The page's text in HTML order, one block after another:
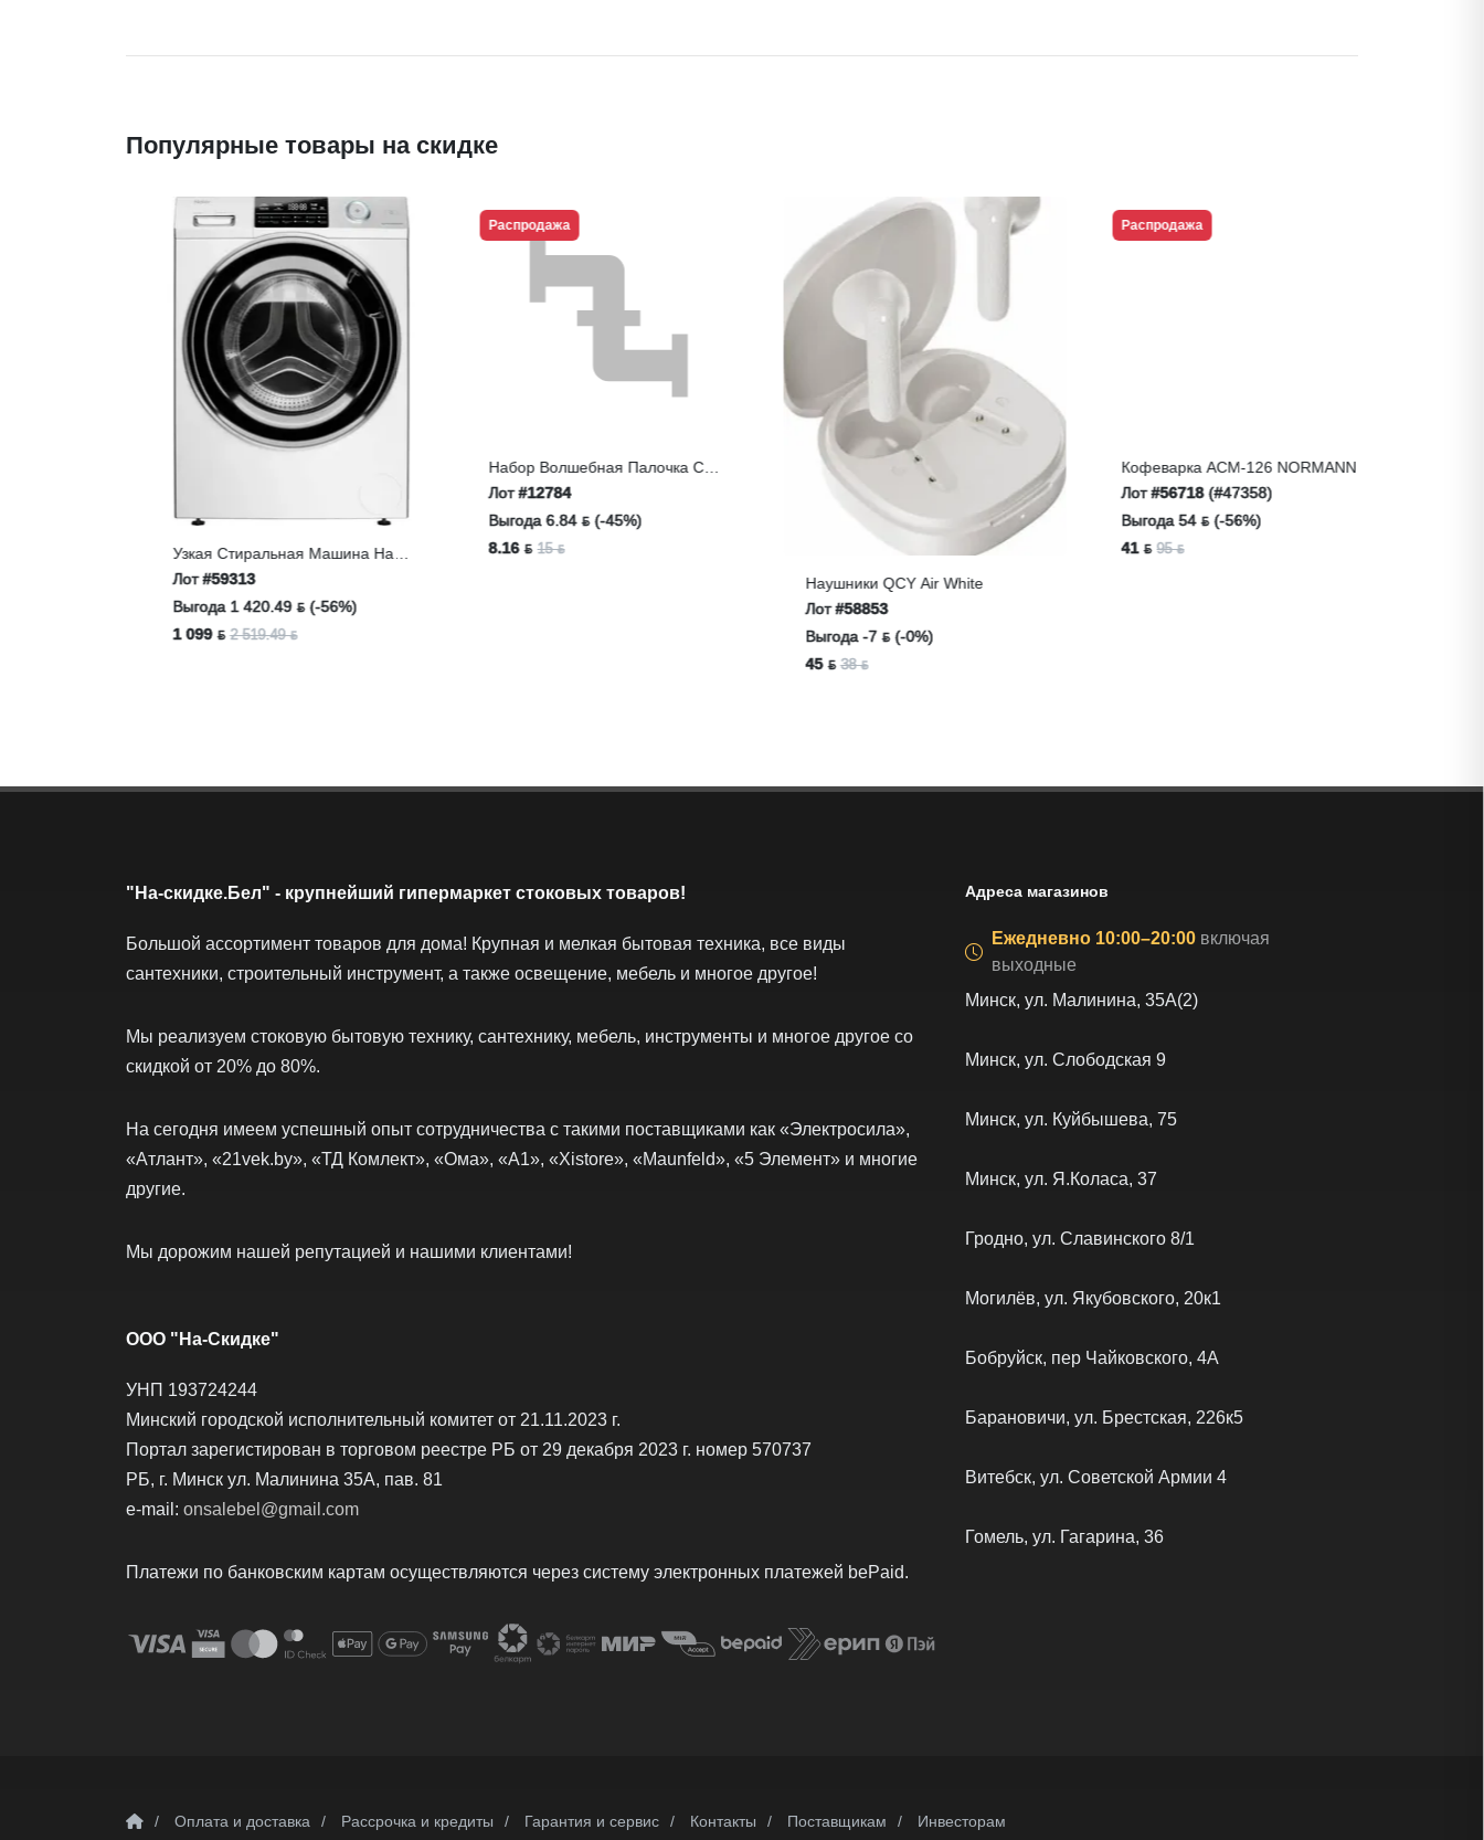
Популярные товары на скидке
Узкая Стиральная Машина Haier
HW80-BP14969A
Лот#59313
Выгода 1 420.49 ƃ (-56%)
1 099 ƃ 2 519.49 ƃ
Распродажа
Набор Волшебная Палочка С
Ободком 710
Лот#12784
Выгода 6.84 ƃ (-45%)
8.16 ƃ 15 ƃ
Наушники QCY Air White
Лот#58853
Выгода -7 ƃ (-0%)
45 ƃ 38 ƃ
Распродажа
Кофеварка ACM-126 NORMANN
"На-скидке.Бел" - крупнейший гипермаркет стоковых товаров!
Большой ассортимент товаров для дома! Крупная и мелкая бытовая техника, все виды
сантехники, строительный инструмент, а также освещение, мебель и многое другое!
Мы реализуем стоковую бытовую технику, сантехнику, мебель, инструменты и многое другое со
скидкой от 20% до 80%.
На сегодня имеем успешный опыт сотрудничества с такими поставщиками как «Электросила»,
«Атлант», «21vek.by», «ТД Комлект», «Ома», «А1», «Xistore», «Maunfeld», «5 Элемент» и многие
другие.
Мы дорожим нашей репутацией и нашими клиентами!
ООО "На-Скидке"
УНП 193724244
Минский городской исполнительный комитет от 21.11.2023 г.
Портал зарегистирован в торговом реестре РБ от 29 декабря 2023 г. номер 570737
РБ, г. Минск ул. Малинина 35А, пав. 81
e-mail: onsalebel@gmail.com
Платежи по банковским картам осуществляются через систему электронных платежей bеPаid.
Адреса магазинов
Ежедневно 10:00–20:00 включая
выходные
Минск, ул. Малинина, 35А(2)
Минск, ул. Слободская 9
Минск, ул. Куйбышева, 75
Минск, ул. Я.Коласа, 37
Гродно, ул. Славинского 8/1
Могилёв, ул. Якубовского, 20к1
Бобруйск, пер Чайковского, 4А
Барановичи, ул. Брестская, 226к5
Витебск, ул. Советской Армии 4
Гомель, ул. Гагарина, 36
/ Оплата и доставка / Рассрочка и кредиты / Гарантия и сервис / Контакты / Поставщикам / Инвесторам